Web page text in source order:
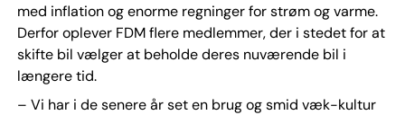
med inflation og enorme regninger for strøm og varme.
Derfor oplever FDM flere medlemmer, der i stedet for at
skifte bil vælger at beholde deres nuværende bil i
længere tid.
– Vi har i de senere år set en brug og smid væk-kultur